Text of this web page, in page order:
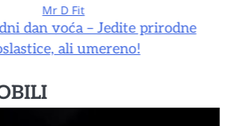
Mr D Fit
dan voća – Jedite prirodne
ali umereno!